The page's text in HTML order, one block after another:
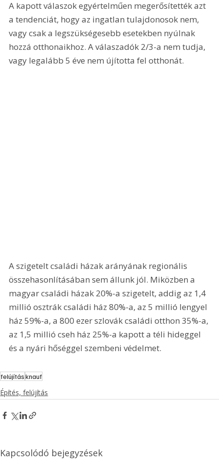
A kapott válaszok egyértelműen megerősítették azt
a tendenciát, hogy az ingatlan tulajdonosok nem,
vagy csak a legszükségesebb esetekben nyúlnak
hozzá otthonaikhoz. A válaszadók 2/3-a nem tudja,
vagy legalább 5 éve nem újította fel otthonát.
A szigetelt családi házak arányának regionális
összehasonlításában sem állunk jól. Miközben a
magyar családi házak 20%-a szigetelt, addig az 1,4
millió osztrák családi ház 80%-a, az 5 millió lengyel
ház 59%-a, a 800 ezer szlovák családi otthon 35%-a,
az 1,5 millió cseh ház 25%-a kapott a téli hideggel
és a nyári hőséggel szembeni védelmet.
felújításknauf
Építés, felújítás
Kapcsolódó bejegyzések